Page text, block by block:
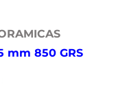
mm 850 GRS